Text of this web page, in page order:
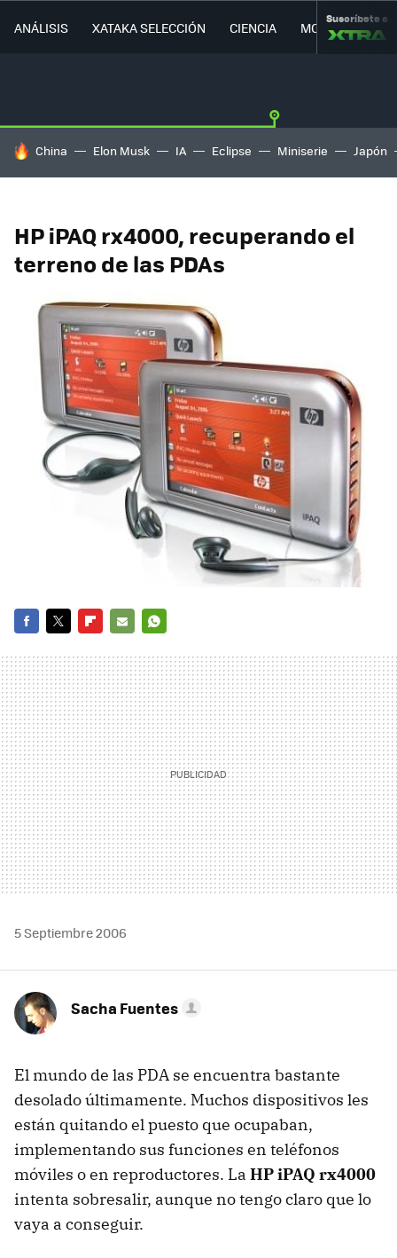
ANÁLISIS XATAKA SELECCIÓN CIENCIA MOVILIDAD
Suscríbete a
HOY SE HABLA DE
China Elon Musk IA Eclipse Miniserie Japón
HP iPAQ rx4000, recuperando el
terreno de las PDAs
MAIL
5 Septiembre 2006
Sacha Fuentes
El mundo de las PDA se encuentra bastante
desolado últimamente. Muchos dispositivos les
están quitando el puesto que ocupaban,
implementando sus funciones en teléfonos
móviles o en reproductores. La HP iPAQ rx4000
intenta sobresalir, aunque no tengo claro que lo
vaya a conseguir.